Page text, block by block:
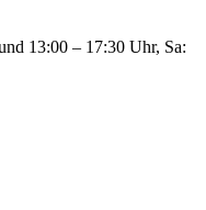
13:00 – 17:30 Uhr, Sa: